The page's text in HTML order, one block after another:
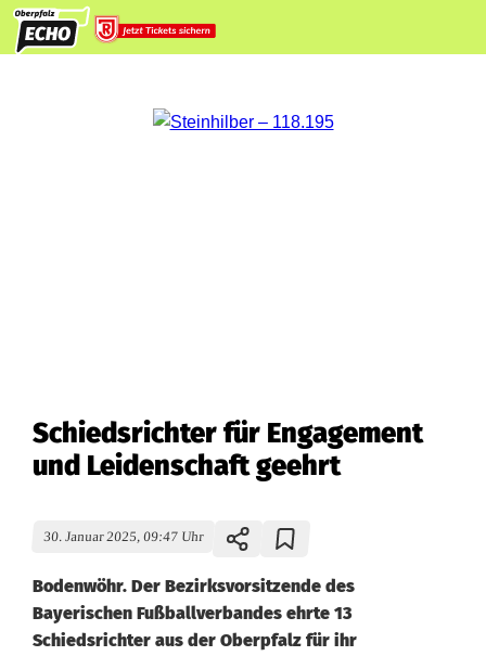
Schiedsrichter für Engagement
und Leidenschaft geehrt
30. Januar 2025, 09:47 Uhr
Bodenwöhr. Der Bezirksvorsitzende des
Bayerischen Fußballverbandes ehrte 13
Schiedsrichter aus der Oberpfalz für ihr